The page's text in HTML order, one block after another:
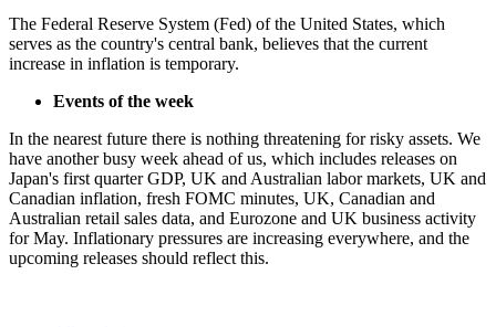
The Federal Reserve System (Fed) of the United States, which
serves as the country's central bank, believes that the current
increase in inflation is temporary.
Events of the week
In the nearest future there is nothing threatening for risky assets. We
have another busy week ahead of us, which includes releases on
Japan's first quarter GDP, UK and Australian labor markets, UK and
Canadian inflation, fresh FOMC minutes, UK, Canadian and
Australian retail sales data, and Eurozone and UK business activity
for May. Inflationary pressures are increasing everywhere, and the
upcoming releases should reflect this.